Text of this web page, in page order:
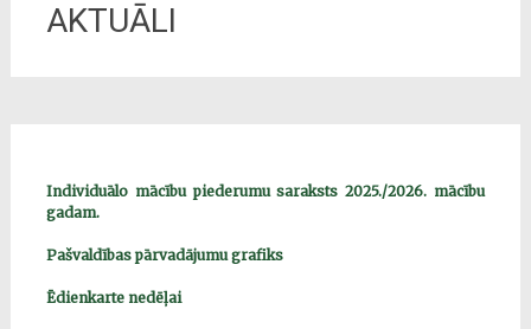
AKTUĀLI
Individuālo mācību piederumu saraksts 2025./2026. mācību
gadam.
Pašvaldības pārvadājumu grafiks
Ēdienkarte nedēļai